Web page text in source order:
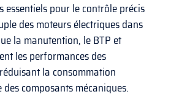
essentiels pour le contrôle précis
des moteurs électriques dans
la manutention, le BTP et
les performances des
la consommation
des composants mécaniques.